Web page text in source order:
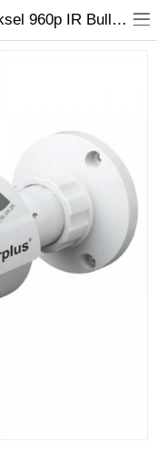
Xrplus XR-9412E/FZ 1.3 Megapiksel 960p IR Bullet Dış Ortam IP Kamera